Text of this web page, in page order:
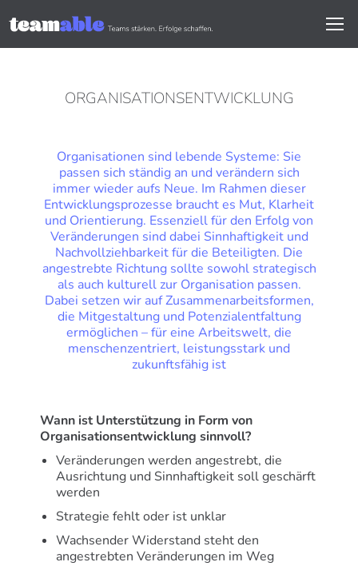
ORGANISATIONSENTWICKLUNG
Organisationen sind lebende Systeme: Sie
passen sich ständig an und verändern sich
immer wieder aufs Neue. Im Rahmen dieser
Entwicklungsprozesse braucht es Mut, Klarheit
und Orientierung. Essenziell für den Erfolg von
Veränderungen sind dabei Sinnhaftigkeit und
Nachvollziehbarkeit für die Beteiligten. Die
angestrebte Richtung sollte sowohl strategisch
als auch kulturell zur Organisation passen.
Dabei setzen wir auf Zusammenarbeitsformen,
die Mitgestaltung und Potenzialentfaltung
ermöglichen – für eine Arbeitswelt, die
menschenzentriert, leistungsstark und
zukunftsfähig ist
Wann ist Unterstützung in Form von
Organisationsentwicklung sinnvoll?
Veränderungen werden angestrebt, die
Ausrichtung und Sinnhaftigkeit soll geschärft
werden
Strategie fehlt oder ist unklar
Wachsender Widerstand steht den
angestrebten Veränderungen im Weg